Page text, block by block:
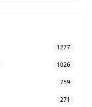
1277
1026
759
271